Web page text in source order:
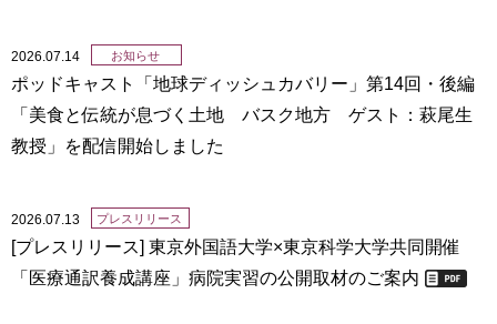
2026.07.14 お知らせ
ポッドキャスト「地球ディッシュカバリー」第14回・後編
「美食と伝統が息づく土地 バスク地方 ゲスト：萩尾生
教授」を配信開始しました
2026.07.13 プレスリリース
[プレスリリース] 東京外国語大学×東京科学大学共同開催
「医療通訳養成講座」病院実習の公開取材のご案内